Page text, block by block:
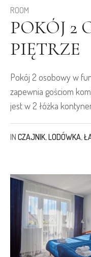
ROOM
POKÓJ 2
PIĘTRZE
Pokój 2 osobowy w
zapewnia gościom
jest w 2 łóżka
IN CZAJNIK,LODÓWKA,